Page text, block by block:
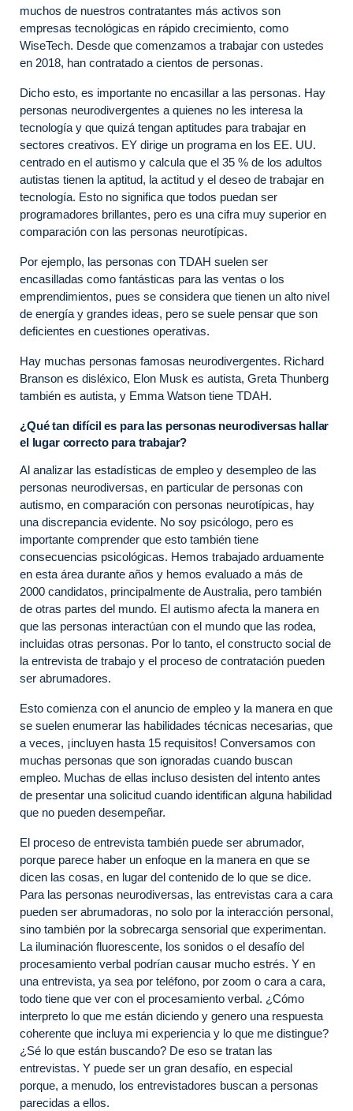
muchos de nuestros contratantes más activos son
empresas tecnológicas en rápido crecimiento, como
WiseTech. Desde que comenzamos a trabajar con ustedes
en 2018, han contratado a cientos de personas.
Dicho esto, es importante no encasillar a las personas. Hay
personas neurodivergentes a quienes no les interesa la
tecnología y que quizá tengan aptitudes para trabajar en
sectores creativos. EY dirige un programa en los EE. UU.
centrado en el autismo y calcula que el 35 % de los adultos
autistas tienen la aptitud, la actitud y el deseo de trabajar en
tecnología. Esto no significa que todos puedan ser
programadores brillantes, pero es una cifra muy superior en
comparación con las personas neurotípicas.
Por ejemplo, las personas con TDAH suelen ser
encasilladas como fantásticas para las ventas o los
emprendimientos, pues se considera que tienen un alto nivel
de energía y grandes ideas, pero se suele pensar que son
deficientes en cuestiones operativas.
Hay muchas personas famosas neurodivergentes. Richard
Branson es disléxico, Elon Musk es autista, Greta Thunberg
también es autista, y Emma Watson tiene TDAH.
¿Qué tan difícil es para las personas neurodiversas hallar
el lugar correcto para trabajar?
Al analizar las estadísticas de empleo y desempleo de las
personas neurodiversas, en particular de personas con
autismo, en comparación con personas neurotípicas, hay
una discrepancia evidente. No soy psicólogo, pero es
importante comprender que esto también tiene
consecuencias psicológicas. Hemos trabajado arduamente
en esta área durante años y hemos evaluado a más de
2000 candidatos, principalmente de Australia, pero también
de otras partes del mundo. El autismo afecta la manera en
que las personas interactúan con el mundo que las rodea,
incluidas otras personas. Por lo tanto, el constructo social de
la entrevista de trabajo y el proceso de contratación pueden
ser abrumadores.
Esto comienza con el anuncio de empleo y la manera en que
se suelen enumerar las habilidades técnicas necesarias, que
a veces, ¡incluyen hasta 15 requisitos! Conversamos con
muchas personas que son ignoradas cuando buscan
empleo. Muchas de ellas incluso desisten del intento antes
de presentar una solicitud cuando identifican alguna habilidad
que no pueden desempeñar.
El proceso de entrevista también puede ser abrumador,
porque parece haber un enfoque en la manera en que se
dicen las cosas, en lugar del contenido de lo que se dice.
Para las personas neurodiversas, las entrevistas cara a cara
pueden ser abrumadoras, no solo por la interacción personal,
sino también por la sobrecarga sensorial que experimentan.
La iluminación fluorescente, los sonidos o el desafío del
procesamiento verbal podrían causar mucho estrés. Y en
una entrevista, ya sea por teléfono, por zoom o cara a cara,
todo tiene que ver con el procesamiento verbal. ¿Cómo
interpreto lo que me están diciendo y genero una respuesta
coherente que incluya mi experiencia y lo que me distingue?
¿Sé lo que están buscando? De eso se tratan las
entrevistas. Y puede ser un gran desafío, en especial
porque, a menudo, los entrevistadores buscan a personas
parecidas a ellos.